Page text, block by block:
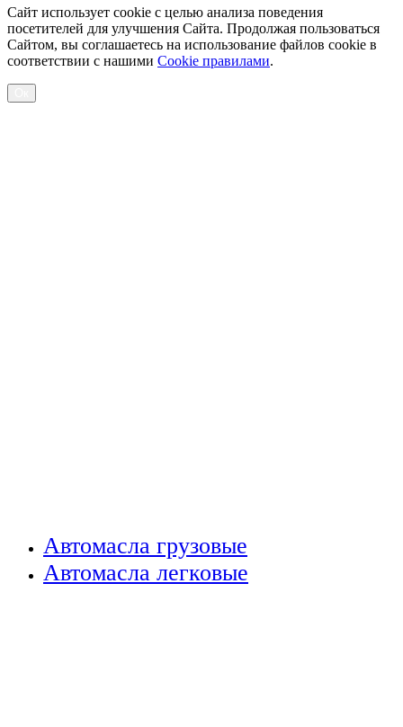
Сайт использует cookie с целью анализа поведения
посетителей для улучшения Сайта. Продолжая пользоваться
Сайтом, вы соглашаетесь на использование файлов cookie в
соответствии с нашими Cookiе правилами.
Автомасла грузовые
Автомасла легковые